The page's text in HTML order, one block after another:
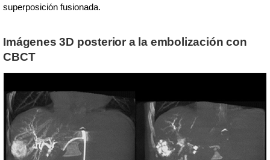
superposición fusionada.
Imágenes 3D posterior a la embolización con
CBCT